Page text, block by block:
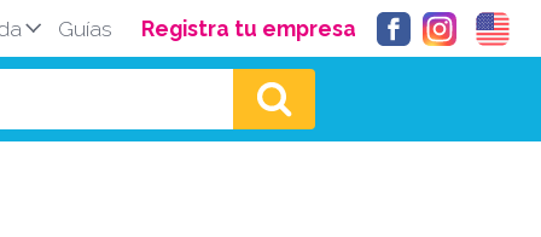
Guías Registra tu empresa